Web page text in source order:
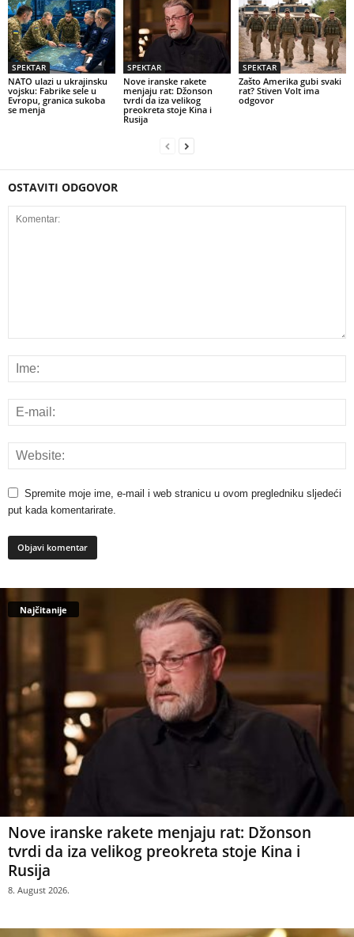
SPEKTAR
NATO ulazi u ukrajinsku
vojsku: Fabrike sele u
Evropu, granica sukoba
se menja
SPEKTAR
Nove iranske rakete
menjaju rat: Džonson
tvrdi da iza velikog
preokreta stoje Kina i
Rusija
SPEKTAR
Zašto Amerika gubi svaki
rat? Stiven Volt ima
odgovor
OSTAVITI ODGOVOR
Spremite moje ime, e-mail i web stranicu u ovom pregledniku sljedeći
put kada komentarirate.
Najčitanije
Nove iranske rakete menjaju rat: Džonson
tvrdi da iza velikog preokreta stoje Kina i
Rusija
8. August 2026.